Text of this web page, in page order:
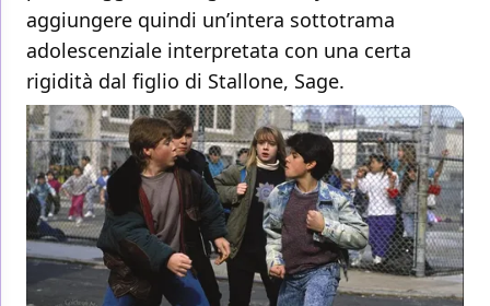
aggiungere quindi un’intera sottotrama
adolescenziale interpretata con una certa
rigidità dal figlio di Stallone, Sage.